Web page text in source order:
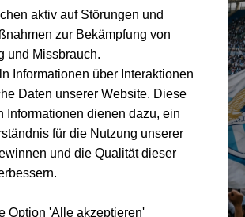
Turin
aktiv auf Störungen und
zur Bekämpfung von
und Missbrauch.
Informationen über Interaktionen
Daten unserer Website. Diese
Informationen dienen dazu, ein
für die Nutzung unserer
und die Qualität dieser
Option 'Alle akzeptieren'